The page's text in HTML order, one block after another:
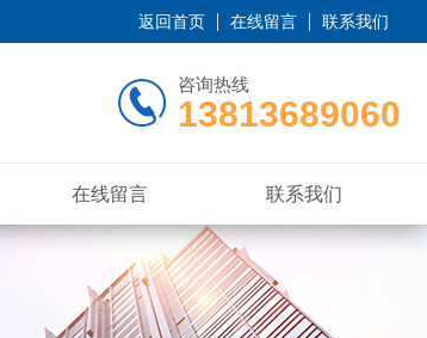
返回首页 在线留言 联系我们
咨询热线
13813689060
在线留言 联系我们